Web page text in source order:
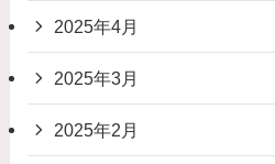
2025年4月
2025年3月
2025年2月